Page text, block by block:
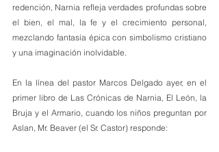
redención, Narnia refleja verdades profundas sobre
el bien, el mal, la fe y el crecimiento personal,
mezclando fantasía épica con simbolismo cristiano
y una imaginación inolvidable.
En la línea del pastor Marcos Delgado ayer, en el
primer libro de Las Crónicas de Narnia, El León, la
Bruja y el Armario, cuando los niños preguntan por
Aslan, Mr. Beaver (el Sr. Castor) responde: